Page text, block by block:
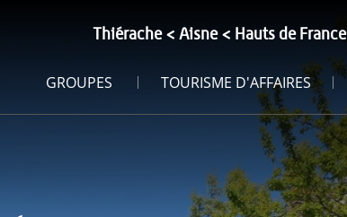
Thiérache Aisne Hauts de France
GROUPES TOURISME D'AFFAIRES